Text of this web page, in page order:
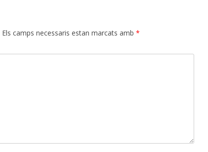
Els camps necessaris estan marcats amb *